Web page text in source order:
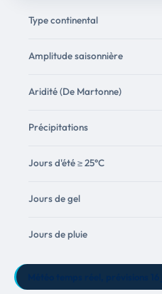
Type continental
Amplitude saisonnière
Aridité (De Martonne)
Précipitations
Jours d'été ≥ 25°C
Jours de gel
Jours de pluie